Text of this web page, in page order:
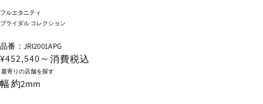
フルエタニティ
ブライダル コレクション
品番：JRI2001APG
¥452,540～消費税込
最寄りの店舗を探す
幅 約2mm